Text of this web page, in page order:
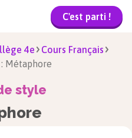
C'est parti !
4e
Cours Français
Métaphore
style